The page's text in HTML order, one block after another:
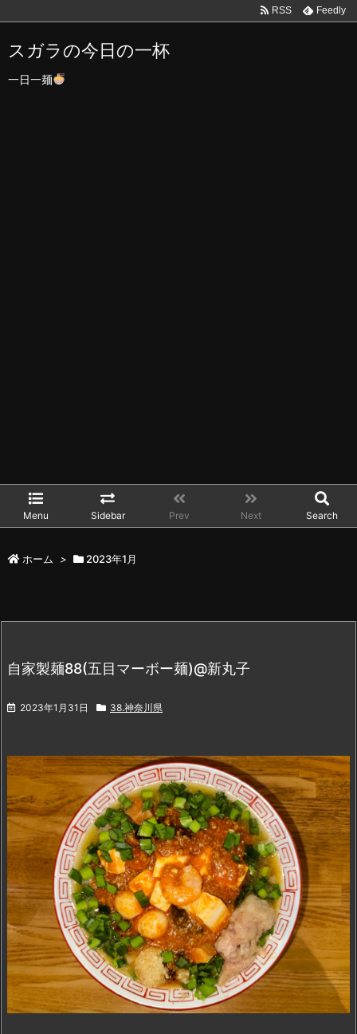
スガラの今日の一杯
一日一麺
Menu Sidebar Prev Next Search
RSS Feedly
ホーム > 2023年1月
自家製麺88(五目マーボー麺)@新丸子
2023年1月31日 38.神奈川県